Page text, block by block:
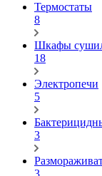
Термостаты
8
Шкафы
18
Электропечи
5
3
3